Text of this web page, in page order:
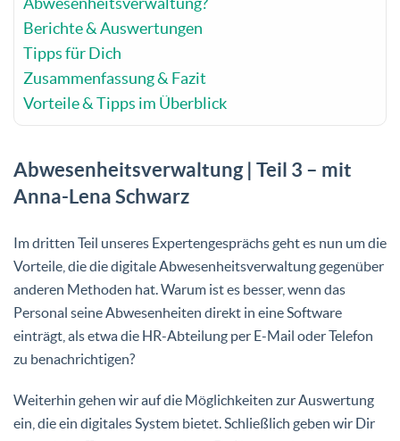
Berichte & Auswertungen
Tipps für Dich
Zusammenfassung & Fazit
Vorteile & Tipps im Überblick
Abwesenheitsverwaltung | Teil 3 – mit
Anna-Lena Schwarz
Im dritten Teil unseres Expertengesprächs geht es nun um die
Vorteile, die die digitale Abwesenheitsverwaltung gegenüber
anderen Methoden hat. Warum ist es besser, wenn das
Personal seine Abwesenheiten direkt in eine Software
einträgt, als etwa die HR-Abteilung per E-Mail oder Telefon
zu benachrichtigen?
Weiterhin gehen wir auf die Möglichkeiten zur Auswertung
ein, die ein digitales System bietet. Schließlich geben wir Dir